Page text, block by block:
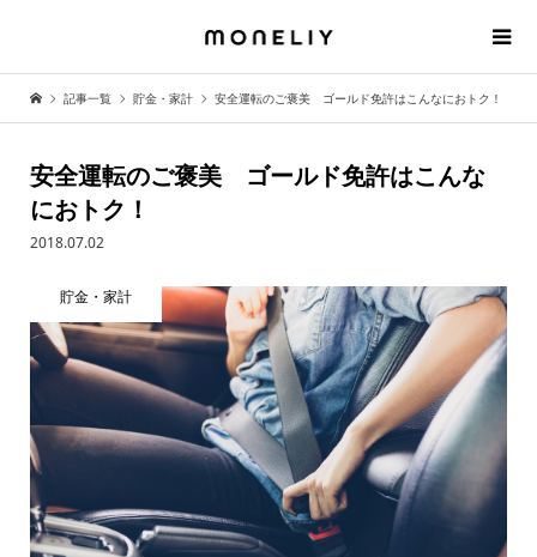
記事一覧 貯金・家計 安全運転のご褒美 ゴールド免許はこんなにおトク！
安全運転のご褒美 ゴールド免許はこんな
におトク！
2018.07.02
貯金・家計